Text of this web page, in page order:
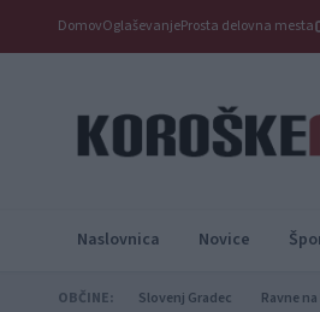
DomovOglaševanjeProsta delovna mesta
Naslovnica Novice
OBČINE: Slovenj Gradec Ravne